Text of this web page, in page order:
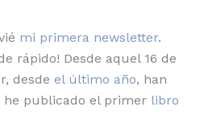
mi primera newsletter.
rápido! Desde aquel 16 de
desde el último año, han
he publicado el primer libro